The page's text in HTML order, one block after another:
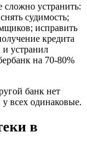
устранить:
судимость;
исправить
кредита
и устранил
на 70-80%
банк нет
всех одинаковые.
в